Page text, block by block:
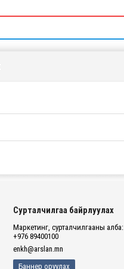
Сурталчилгаа байрлуулах
Маркетинг, сурталчилгааны алба:
+976 89400100
enkh@arslan.mn
Баннер оруулах